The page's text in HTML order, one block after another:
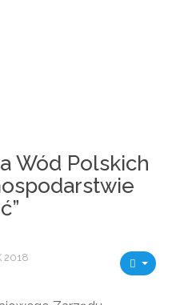
Wód Polskich
2018